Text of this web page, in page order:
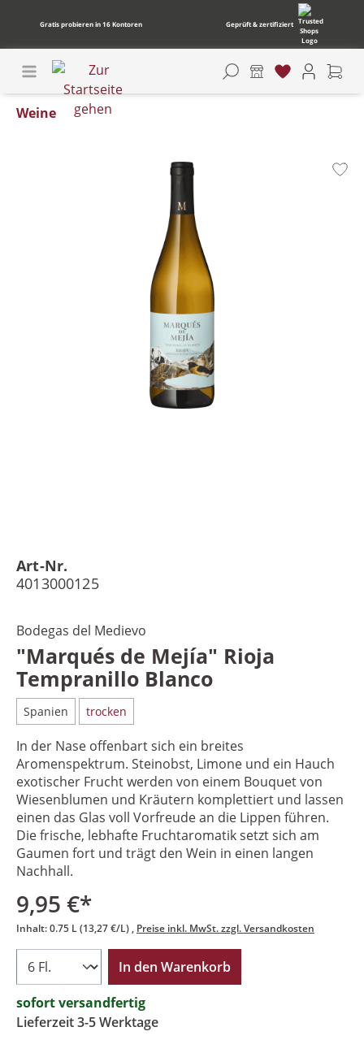
Gratis probieren in 16 Kontoren Geprüft & zertifiziert
Weine
Art-Nr.
4013000125
Bodegas del Medievo
"Marqués de Mejía" Rioja
Tempranillo Blanco
Spanien trocken
In der Nase offenbart sich ein breites
Aromenspektrum. Steinobst, Limone und ein Hauch
exotischer Frucht werden von einem Bouquet von
Wiesenblumen und Kräutern komplettiert und lassen
einen das Glas voll Vorfreude an die Lippen führen.
Die frische, lebhafte Fruchtaromatik setzt sich am
Gaumen fort und trägt den Wein in einen langen
Nachhall.
9,95 €*
Inhalt:0.75 L(13,27 €/L) Preise inkl. MwSt. zzgl. Versandkosten
In den Warenkorb
sofort versandfertig
Lieferzeit 3-5 Werktage